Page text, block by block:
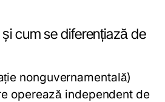
cum se diferențiază de
nonguvernamentală)
operează independent de